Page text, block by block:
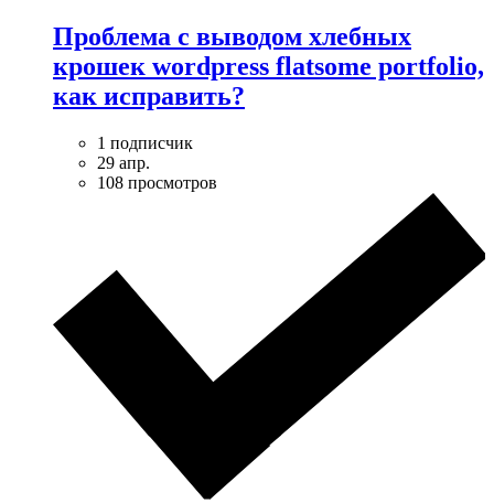
Проблема с выводом хлебных
крошек wordpress flatsome portfolio,
как исправить?
1 подписчик
29 апр.
108 просмотров